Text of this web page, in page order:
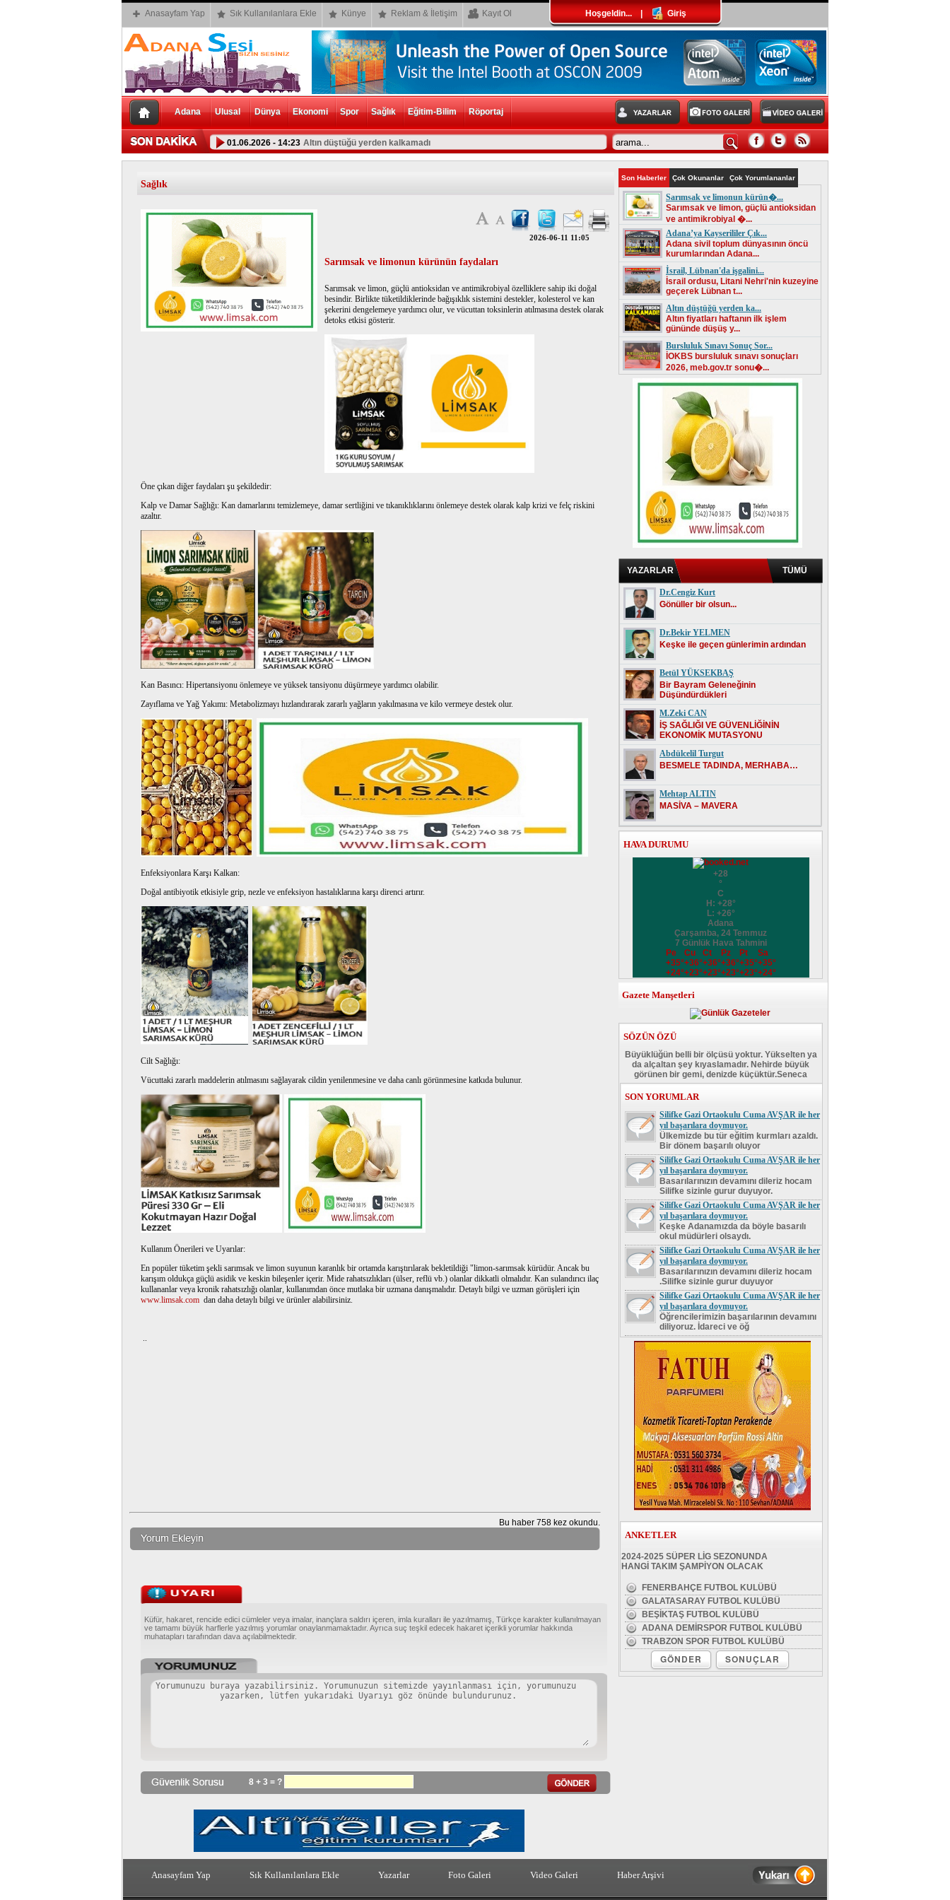
Anasayfam Yap Sık Kullanılanlara Ekle Künye Reklam & İletişim Kayıt Ol Hoşgeldin... Giriş
Adana Ulusal Dünya Ekonomi Spor Sağlık Eğitim-Bilim Röportaj
01.06.2026 - 14:23 Altın düştüğü yerden kalkamadı
Sağlık
2026-06-11 11:05
Sarımsak ve limonun kürünün faydaları
Sarımsak ve limon, güçlü antioksidan ve antimikrobiyal özelliklere sahip iki doğal
besindir. Birlikte tüketildiklerinde bağışıklık sistemini destekler, kolesterol ve kan
şekerini dengelemeye yardımcı olur, ve vücuttan toksinlerin atılmasına destek olarak
detoks etkisi gösterir.
Öne çıkan diğer faydaları şu şekildedir:
Kalp ve Damar Sağlığı: Kan damarlarını temizlemeye, damar sertliğini ve tıkanıklıklarını önlemeye destek olarak kalp krizi ve felç riskini
azaltır.
Kan Basıncı: Hipertansiyonu önlemeye ve yüksek tansiyonu düşürmeye yardımcı olabilir.
Zayıflama ve Yağ Yakımı: Metabolizmayı hızlandırarak zararlı yağların yakılmasına ve kilo vermeye destek olur.
Enfeksiyonlara Karşı Kalkan:
Doğal antibiyotik etkisiyle grip, nezle ve enfeksiyon hastalıklarına karşı direnci artırır.
Cilt Sağlığı:
Vücuttaki zararlı maddelerin atılmasını sağlayarak cildin yenilenmesine ve daha canlı görünmesine katkıda bulunur.
Kullanım Önerileri ve Uyarılar:
En popüler tüketim şekli sarımsak ve limon suyunun karanlık bir ortamda karıştırılarak bekletildiği "limon-sarımsak kürüdür. Ancak bu
karışım oldukça güçlü asidik ve keskin bileşenler içerir. Mide rahatsızlıkları (ülser, reflü vb.) olanlar dikkatli olmalıdır. Kan sulandırıcı ilaç
kullananlar veya kronik rahatsızlığı olanlar, kullanımdan önce mutlaka bir uzmana danışmalıdır. Detaylı bilgi ve uzman görüşleri için
www.limsak.com dan daha detaylı bilgi ve ürünler alabilirsiniz.
..
Bu haber 758 kez okundu.
Küfür, hakaret, rencide edici cümleler veya imalar, inançlara saldırı içeren, imla kuralları ile yazılmamış, Türkçe karakter kullanılmayan
ve tamamı büyük harflerle yazılmış yorumlar onaylanmamaktadır. Ayrıca suç teşkil edecek hakaret içerikli yorumlar hakkında
muhatapları tarafından dava açılabilmektedir.
8 + 3 = ?
Son Haberler Çok Okunanlar Çok Yorumlananlar
Sarımsak ve limonun kürün�...
Sarımsak ve limon, güçlü antioksidan
ve antimikrobiyal �...
Adana’ya Kayserililer Çık...
Adana sivil toplum dünyasının öncü
kurumlarından Adana...
İsrail, Lübnan'da işgalini...
İsrail ordusu, Litani Nehri'nin kuzeyine
geçerek Lübnan t...
Altın düştüğü yerden ka...
Altın fiyatları haftanın ilk işlem
gününde düşüş y...
Bursluluk Sınavı Sonuç Sor...
İOKBS bursluluk sınavı sonuçları
2026, meb.gov.tr sonu�...
YAZARLAR TÜMÜ
Dr.Cengiz Kurt
Gönüller bir olsun...
Dr.Bekir YELMEN
Keşke ile geçen günlerimin ardından
Betül YÜKSEKBAŞ
Bir Bayram Geleneğinin
Düşündürdükleri
M.Zeki CAN
İŞ SAĞLIĞI VE GÜVENLİĞİNİN
EKONOMİK MUTASYONU
Abdülcelil Turgut
BESMELE TADINDA, MERHABA…
Mehtap ALTIN
MASİVA – MAVERA
HAVA DURUMU
+28
°
C
H: +28°
L: +26°
Adana
Çarşamba, 24 Temmuz
7 Günlük Hava Tahmini
Pe
Cu Ct Pz Pt
Sa
+35°+36°+36°+36°+35°+35°
+24°+23°+23°+23°+23°+24°
Gazete Manşetleri
SÖZÜN ÖZÜ
Büyüklüğün belli bir ölçüsü yoktur. Yükselten ya
da alçaltan şey kıyaslamadır. Nehirde büyük
görünen bir gemi, denizde küçüktür.Seneca
SON YORUMLAR
Silifke Gazi Ortaokulu Cuma AVŞAR ile her
yıl başarılara doymuyor.
Ülkemizde bu tür eğitim kurmları azaldı.
Bir dönem başarılı oluyor
Silifke Gazi Ortaokulu Cuma AVŞAR ile her
yıl başarılara doymuyor.
Basarılarınızın devamını dileriz hocam
Silifke sizinle gurur duyuyor.
Silifke Gazi Ortaokulu Cuma AVŞAR ile her
yıl başarılara doymuyor.
Keşke Adanamızda da böyle basarılı
okul müdürleri olsaydı.
Silifke Gazi Ortaokulu Cuma AVŞAR ile her
yıl başarılara doymuyor.
Basarılarınızın devamını dileriz hocam
.Silifke sizinle gurur duyuyor
Silifke Gazi Ortaokulu Cuma AVŞAR ile her
yıl başarılara doymuyor.
Öğrencilerimizin başarılarının devamını
diliyoruz. İdareci ve öğ
ANKETLER
2024-2025 SÜPER LİG SEZONUNDA
HANGİ TAKIM ŞAMPİYON OLACAK
FENERBAHÇE FUTBOL KULÜBÜ
GALATASARAY FUTBOL KULÜBÜ
BEŞİKTAŞ FUTBOL KULÜBÜ
ADANA DEMİRSPOR FUTBOL KULÜBÜ
TRABZON SPOR FUTBOL KULÜBÜ
GÖNDER SONUÇLAR
Anasayfam Yap Sık Kullanılanlara Ekle Yazarlar Foto Galeri Video Galeri Haber Arşivi